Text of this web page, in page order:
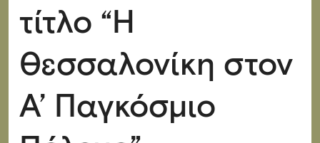
τίτλο “Η
Θεσσαλονίκη στον
Α’ Παγκόσμιο